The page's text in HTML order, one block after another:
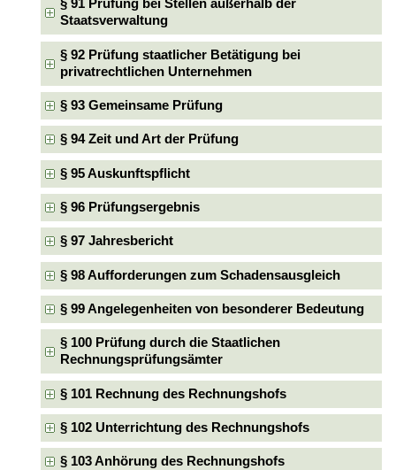
§ 91 Prüfung bei Stellen außerhalb der
Staatsverwaltung
§ 92 Prüfung staatlicher Betätigung bei
privatrechtlichen Unternehmen
§ 93 Gemeinsame Prüfung
§ 94 Zeit und Art der Prüfung
§ 95 Auskunftspflicht
§ 96 Prüfungsergebnis
§ 97 Jahresbericht
§ 98 Aufforderungen zum Schadensausgleich
§ 99 Angelegenheiten von besonderer Bedeutung
§ 100 Prüfung durch die Staatlichen
Rechnungsprüfungsämter
§ 101 Rechnung des Rechnungshofs
§ 102 Unterrichtung des Rechnungshofs
§ 103 Anhörung des Rechnungshofs